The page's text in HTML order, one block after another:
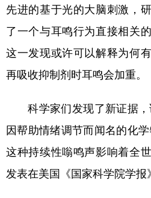
访谈 视频
食品 人居
彩票 娱乐
公益 一带一路
先进的基于光的大脑刺激，
了一个与耳鸣行为直接相关
这一发现或许可以解释为何
再吸收抑制剂时耳鸣会加重。
科学家们发现了新证据，
因帮助情绪调节而闻名的化
这种持续性嗡鸣声影响着全
发表在美国《国家科学院学报